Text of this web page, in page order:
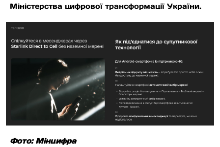
Міністерства цифрової трансформації України.
Фото: Мінцифра